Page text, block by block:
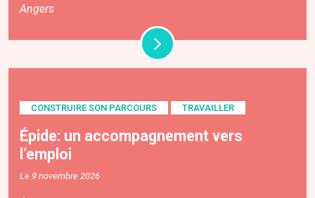
Angers
CONSTRUIRE SON PARCOURS TRAVAILLER
Épide: un accompagnement vers
l’emploi
Le 9 novembre 2026